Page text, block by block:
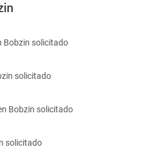
Bobzin solicitado
solicitado
Bobzin solicitado
solicitado